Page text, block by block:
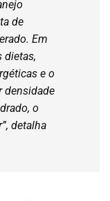
de
Em
dietas,
e o
densidade
o
detalha